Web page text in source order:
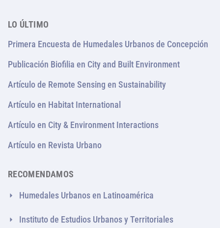
LO ÚLTIMO
Primera Encuesta de Humedales Urbanos de Concepción
Publicación Biofilia en City and Built Environment
Artículo de Remote Sensing en Sustainability
Artículo en Habitat International
Artículo en City & Environment Interactions
Artículo en Revista Urbano
RECOMENDAMOS
Humedales Urbanos en Latinoamérica
Instituto de Estudios Urbanos y Territoriales